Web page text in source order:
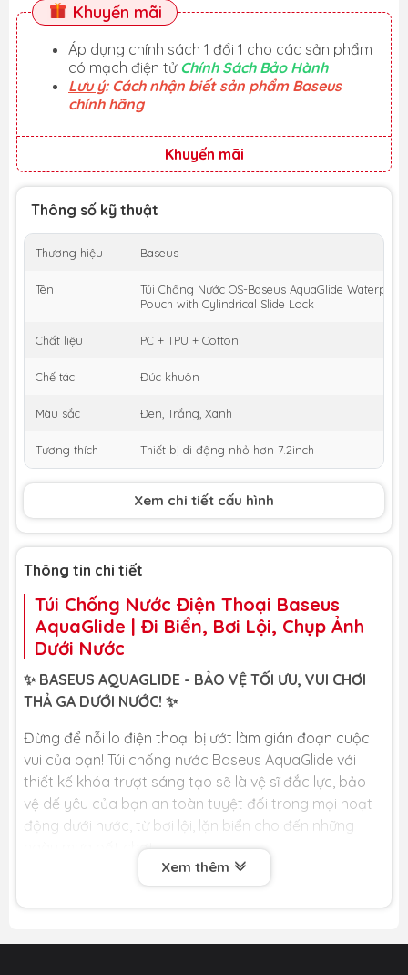
Khuyến mãi
Áp dụng chính sách 1 đổi 1 cho các sản phẩm
có mạch điện tử Chính Sách Bảo Hành
Lưu ý: Cách nhận biết sản phẩm Baseus
chính hãng
Khuyến mãi
Thông số kỹ thuật
Thương hiệu Baseus
Tên
Túi Chống Nước OS-Baseus AquaGlide
Pouch with Cylindrical Slide Lock
Chất liệu PC + TPU + Cotton
Chế tác Đúc khuôn
Màu sắc Đen, Trắng, Xanh
Tương thích Thiết bị di động nhỏ hơn 7.2inch
Xem chi tiết cấu hình
Thông tin chi tiết
Túi Chống Nước Điện Thoại Baseus
AquaGlide | Đi Biển, Bơi Lội, Chụp Ảnh
Dưới Nước
✨ BASEUS AQUAGLIDE - BẢO VỆ TỐI ƯU, VUI CHƠI
THẢ GA DƯỚI NƯỚC! ✨
Đừng để nỗi lo điện thoại bị ướt làm gián đoạn cuộc
vui của bạn! Túi chống nước Baseus AquaGlide với
thiết kế khóa trượt sáng tạo sẽ là vệ sĩ đắc lực, bảo
vệ dế yêu của bạn an toàn tuyệt đối trong mọi hoạt
động dưới nước, từ bơi lội, lặn biển cho đến những
ngày mưa bất chợt.
🏆 LỢI ÍCH CỐT LÕI DÀNH CHO BẠN 🏆
Điểm khác biệt lớn nhất! Thiết kế khóa trượt xoay hình
Xem thêm